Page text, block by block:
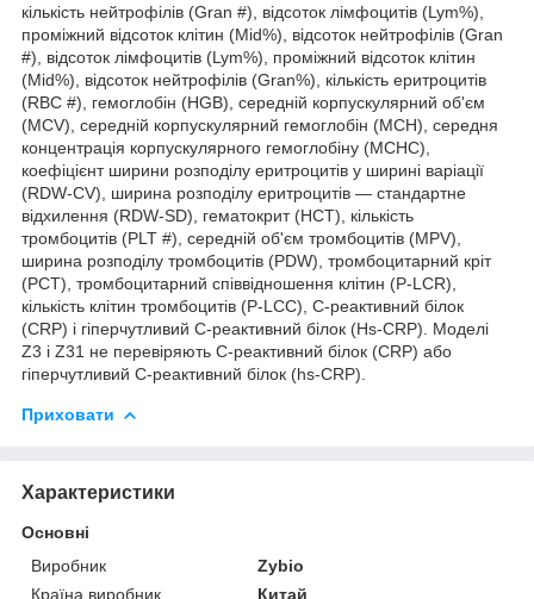
кількість нейтрофілів (Gran #), відсоток лімфоцитів (Lym%),
проміжний відсоток клітин (Mid%), відсоток нейтрофілів (Gran
#), відсоток лімфоцитів (Lym%), проміжний відсоток клітин
(Mid%), відсоток нейтрофілів (Gran%), кількість еритроцитів
(RBC #), гемоглобін (HGB), середній корпускулярний об'єм
(MCV), середній корпускулярний гемоглобін (MCH), середня
концентрація корпускулярного гемоглобіну (MCHC),
коефіцієнт ширини розподілу еритроцитів у ширині варіації
(RDW-CV), ширина розподілу еритроцитів — стандартне
відхилення (RDW-SD), гематокрит (HCT), кількість
тромбоцитів (PLT #), середній об'єм тромбоцитів (MPV),
ширина розподілу тромбоцитів (PDW), тромбоцитарний кріт
(PCT), тромбоцитарний співвідношення клітин (P-LCR),
кількість клітин тромбоцитів (P-LCC), C-реактивний білок
(CRP) і гіперчутливий С-реактивний білок (Hs-CRP). Моделі
Z3 і Z31 не перевіряють С-реактивний білок (CRP) або
гіперчутливий С-реактивний білок (hs-CRP).
Приховати
Характеристики
Основні
Виробник
Zybio
Країна виробник
Китай